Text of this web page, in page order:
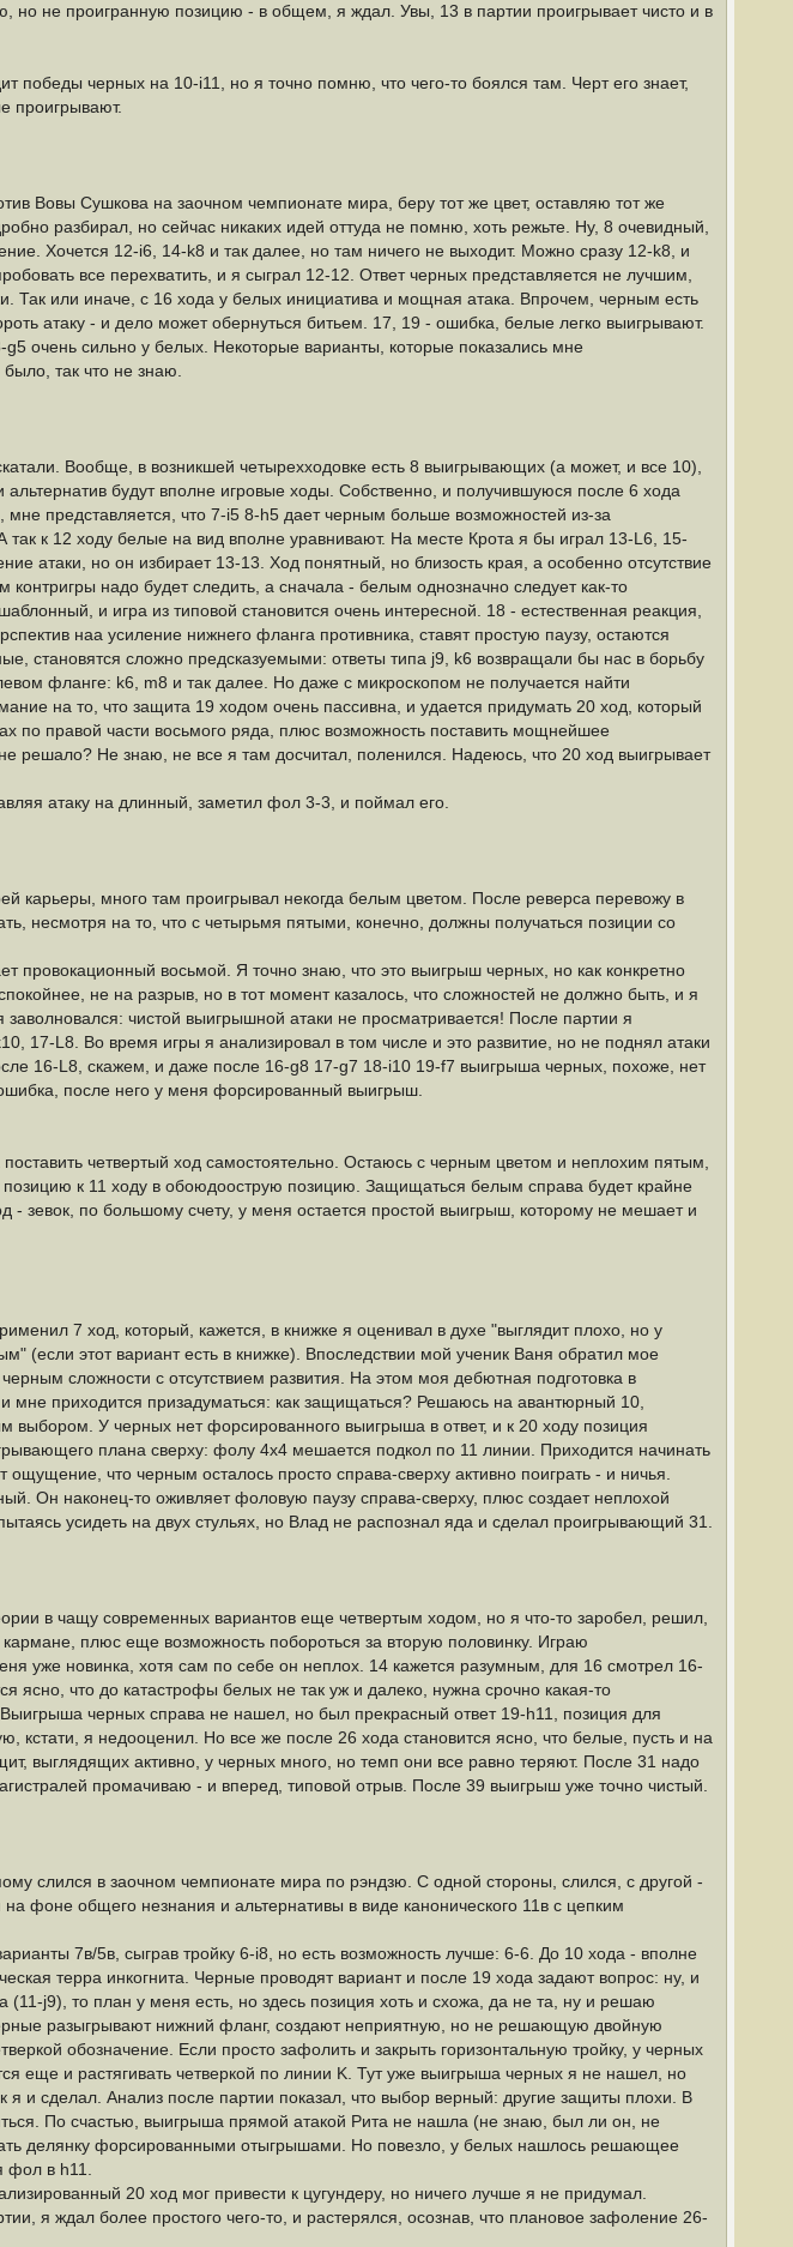
но не проигранную позицию - в общем, я ждал. Увы, 13 в партии проигрывает чисто и в
победы черных на 10-i11, но я точно помню, что чего-то боялся там. Черт его знает,
проигрывают.
Вовы Сушкова на заочном чемпионате мира, беру тот же цвет, оставляю тот же
разбирал, но сейчас никаких идей оттуда не помню, хоть режьте. Ну, 8 очевидный,
Хочется 12-i6, 14-k8 и так далее, но там ничего не выходит. Можно сразу 12-k8, и
все перехватить, и я сыграл 12-12. Ответ черных представляется не лучшим,
Так или иначе, с 16 хода у белых инициатива и мощная атака. Впрочем, черным есть
атаку - и дело может обернуться битьем. 17, 19 - ошибка, белые легко выигрывают.
очень сильно у белых. Некоторые варианты, которые показались мне
так что не знаю.
Вообще, в возникшей четырехходовке есть 8 выигрывающих (а может, и все 10),
будут вполне игровые ходы. Собственно, и получившуюся после 6 хода
представляется, что 7-i5 8-h5 дает черным больше возможностей из-за
так к 12 ходу белые на вид вполне уравнивают. На месте Крота я бы играл 13-L6, 15-
атаки, но он избирает 13-13. Ход понятный, но близость края, а особенно отсутствие
контригры надо будет следить, а сначала - белым однозначно следует как-то
и игра из типовой становится очень интересной. 18 - естественная реакция,
наа усиление нижнего фланга противника, ставят простую паузу, остаются
становятся сложно предсказуемыми: ответы типа j9, k6 возвращали бы нас в борьбу
фланге: k6, m8 и так далее. Но даже с микроскопом не получается найти
на то, что защита 19 ходом очень пассивна, и удается придумать 20 ход, который
по правой части восьмого ряда, плюс возможность поставить мощнейшее
решало? Не знаю, не все я там досчитал, поленился. Надеюсь, что 20 ход выигрывает
атаку на длинный, заметил фол 3-3, и поймал его.
карьеры, много там проигрывал некогда белым цветом. После реверса перевожу в
несмотря на то, что с четырьмя пятыми, конечно, должны получаться позиции со
провокационный восьмой. Я точно знаю, что это выигрыш черных, но как конкретно
не на разрыв, но в тот момент казалось, что сложностей не должно быть, и я
чистой выигрышной атаки не просматривается! После партии я
17-L8. Во время игры я анализировал в том числе и это развитие, но не поднял атаки
16-L8, скажем, и даже после 16-g8 17-g7 18-i10 19-f7 выигрыша черных, похоже, нет
после него у меня форсированный выигрыш.
четвертый ход самостоятельно. Остаюсь с черным цветом и неплохим пятым,
к 11 ходу в обоюдоострую позицию. Защищаться белым справа будет крайне
- зевок, по большому счету, у меня остается простой выигрыш, которому не мешает и
7 ход, который, кажется, в книжке я оценивал в духе "выглядит плохо, но у
(если этот вариант есть в книжке). Впоследствии мой ученик Ваня обратил мое
сложности с отсутствием развития. На этом моя дебютная подготовка в
мне приходится призадуматься: как защищаться? Решаюсь на авантюрный 10,
выбором. У черных нет форсированного выигрыша в ответ, и к 20 ходу позиция
плана сверху: фолу 4х4 мешается подкол по 11 линии. Приходится начинать
что черным осталось просто справа-сверху активно поиграть - и ничья.
Он наконец-то оживляет фоловую паузу справа-сверху, плюс создает неплохой
усидеть на двух стульях, но Влад не распознал яда и сделал проигрывающий 31.
в чащу современных вариантов еще четвертым ходом, но я что-то заробел, решил,
плюс еще возможность побороться за вторую половинку. Играю
уже новинка, хотя сам по себе он неплох. 14 кажется разумным, для 16 смотрел 16-
ясно, что до катастрофы белых не так уж и далеко, нужна срочно какая-то
черных справа не нашел, но был прекрасный ответ 19-h11, позиция для
кстати, я недооценил. Но все же после 26 хода становится ясно, что белые, пусть и на
выглядящих активно, у черных много, но темп они все равно теряют. После 31 надо
промачиваю - и вперед, типовой отрыв. После 39 выигрыш уже точно чистый.
слился в заочном чемпионате мира по рэндзю. С одной стороны, слился, с другой -
фоне общего незнания и альтернативы в виде канонического 11в с цепким
7в/5в, сыграв тройку 6-i8, но есть возможность лучше: 6-6. До 10 хода - вполне
терра инкогнита. Черные проводят вариант и после 19 хода задают вопрос: ну, и
j9), то план у меня есть, но здесь позиция хоть и схожа, да не та, ну и решаю
разыгрывают нижний фланг, создают неприятную, но не решающую двойную
обозначение. Если просто зафолить и закрыть горизонтальную тройку, у черных
еще и растягивать четверкой по линии K. Тут уже выигрыша черных я не нашел, но
я и сделал. Анализ после партии показал, что выбор верный: другие защиты плохи. В
По счастью, выигрыша прямой атакой Рита не нашла (не знаю, был ли он, не
делянку форсированными отыгрышами. Но повезло, у белых нашлось решающее
фол в h11.
20 ход мог привести к цугундеру, но ничего лучше я не придумал.
я ждал более простого чего-то, и растерялся, осознав, что плановое зафоление 26-